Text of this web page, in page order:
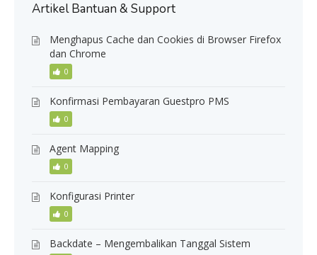
Artikel Bantuan & Support
Menghapus Cache dan Cookies di Browser Firefox
dan Chrome
0
Konfirmasi Pembayaran Guestpro PMS
0
Agent Mapping
0
Konfigurasi Printer
0
Backdate – Mengembalikan Tanggal Sistem